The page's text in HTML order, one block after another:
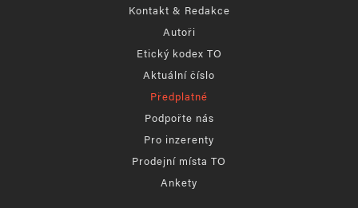
Kontakt & Redakce
Autoři
Etický kodex TO
Aktuální číslo
Předplatné
Podpořte nás
Pro inzerenty
Prodejní místa TO
Ankety